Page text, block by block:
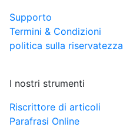
Supporto
Termini & Condizioni
politica sulla riservatezza
I nostri strumenti
Riscrittore di articoli
Parafrasi Online